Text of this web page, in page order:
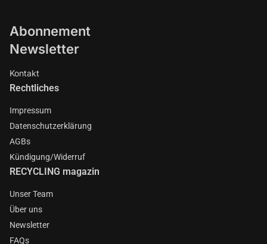
Abonnement
Newsletter
Kontakt
Rechtliches
Impressum
Datenschutzerklärung
AGBs
Kündigung/Widerruf
RECYCLING magazin
Unser Team
Über uns
Newsletter
FAQs